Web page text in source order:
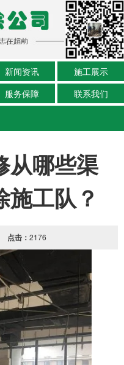
新闻资讯
施工展示
服务保障
联系我们
从哪些渠
工队？
点击： 2176